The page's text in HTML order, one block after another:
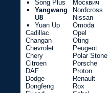
Song Plus
Yangwang
U8
Yuan Up
Cadillac
Changan
Chevrolet
Chery
Citroen
DAF
Dodge
Dongfeng
Москвич
Nordcross
Nissan
Omoda
Opel
Oting
Peugeot
Polar Stone
Porsche
Proton
Renault
Rox